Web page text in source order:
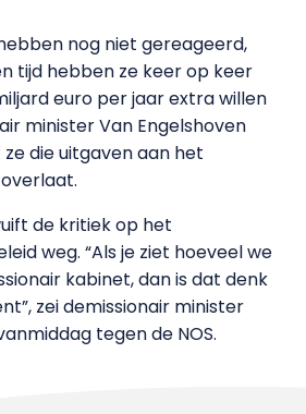
nog niet gereageerd,
tijd hebben ze keer op keer
euro per jaar extra willen
minister Van Engelshoven
die uitgaven aan het
de kritiek op het
weg. “Als je ziet hoeveel we
kabinet, dan is dat denk
zei demissionair minister
tegen de NOS.